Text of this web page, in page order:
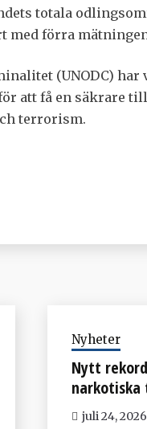
totala
förra mätningen
(UNODC) har
att få en säkrare
terrorism.
Nyheter
Nytt
juli 24, 2026